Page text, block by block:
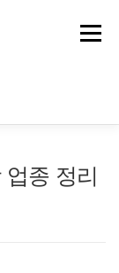
메뉴
종 정리